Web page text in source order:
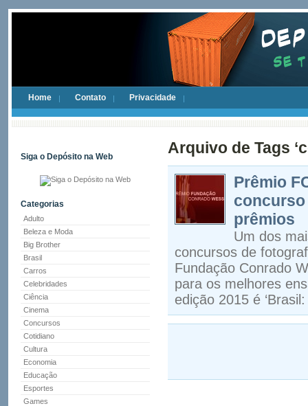
Home Contato Privacidade
Siga o Depósito na Web
Categorias
Adulto
Beleza e Moda
Big Brother
Brasil
Carros
Celebridades
Ciência
Cinema
Concursos
Cotidiano
Cultura
Economia
Educação
Esportes
Games
Arquivo de Tags
Prêmio
concurso
prêmios
Um dos
concursos de
Fundação Conrado
para os melhores
edição 2015 é